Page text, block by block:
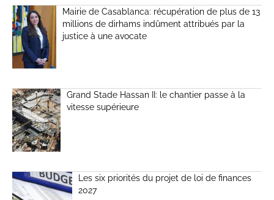
Mairie de Casablanca: récupération de plus de 13
millions de dirhams indûment attribués par la
justice à une avocate
Grand Stade Hassan II: le chantier passe à la
vitesse supérieure
Les six priorités du projet de loi de finances
2027